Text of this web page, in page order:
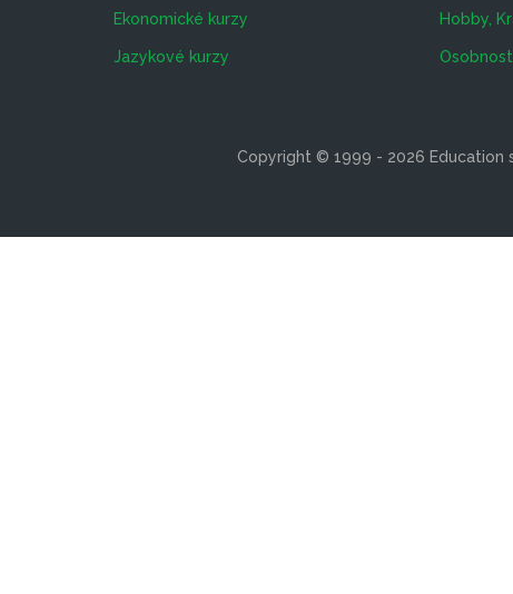
Ekonomické kurzy Hobby,
Jazykové kurzy
Copyright © 1999 - 2026 Education